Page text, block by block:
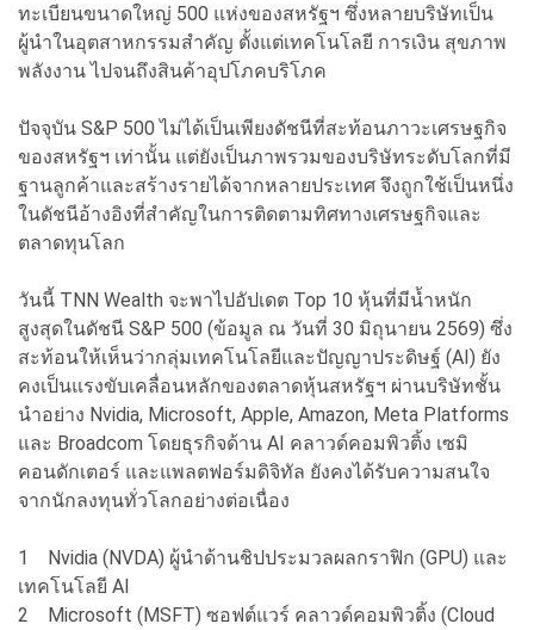
ทะเบียนขนาดใหญ่ 500 แห่งของสหรัฐฯ ซึ่งหลายบริษัทเป็น
ผู้นำในอุตสาหกรรมสำคัญ ตั้งแต่เทคโนโลยี การเงิน สุขภาพ
พลังงาน ไปจนถึงสินค้าอุปโภคบริโภค
ปัจจุบัน S&P 500 ไม่ได้เป็นเพียงดัชนีที่สะท้อนภาวะเศรษฐกิจ
ของสหรัฐฯ เท่านั้น แต่ยังเป็นภาพรวมของบริษัทระดับโลกที่มี
ฐานลูกค้าและสร้างรายได้จากหลายประเทศ จึงถูกใช้เป็นหนึ่ง
ในดัชนีอ้างอิงที่สำคัญในการติดตามทิศทางเศรษฐกิจและ
ตลาดทุนโลก
วันนี้ TNN Wealth จะพาไปอัปเดต Top 10 หุ้นที่มีน้ำหนัก
สูงสุดในดัชนี S&P 500 (ข้อมูล ณ วันที่ 30 มิถุนายน 2569) ซึ่ง
สะท้อนให้เห็นว่ากลุ่มเทคโนโลยีและปัญญาประดิษฐ์ (AI) ยัง
คงเป็นแรงขับเคลื่อนหลักของตลาดหุ้นสหรัฐฯ ผ่านบริษัทชั้น
นำอย่าง Nvidia, Microsoft, Apple, Amazon, Meta Platforms
และ Broadcom โดยธุรกิจด้าน AI คลาวด์คอมพิวติ้ง เซมิ
คอนดักเตอร์ และแพลตฟอร์มดิจิทัล ยังคงได้รับความสนใจ
จากนักลงทุนทั่วโลกอย่างต่อเนื่อง
1
Nvidia (NVDA) ผู้นำด้านชิปประมวลผลกราฟิก (GPU) และ
เทคโนโลยี AI
2
Microsoft (MSFT) ซอฟต์แวร์ คลาวด์คอมพิวติ้ง (Cloud